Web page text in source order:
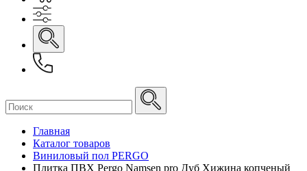
Главная
Каталог товаров
Виниловый пол PERGO
Плитка ПВХ Pergo Namsen pro Дуб Хижина копченый